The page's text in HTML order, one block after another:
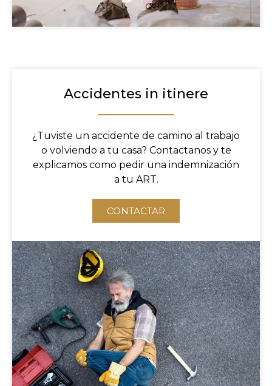
Accidentes in itinere
¿Tuviste un accidente de camino al trabajo
o volviendo a tu casa? Contactanos y te
explicamos como pedir una indemnización
a tu ART.
CONTACTAR